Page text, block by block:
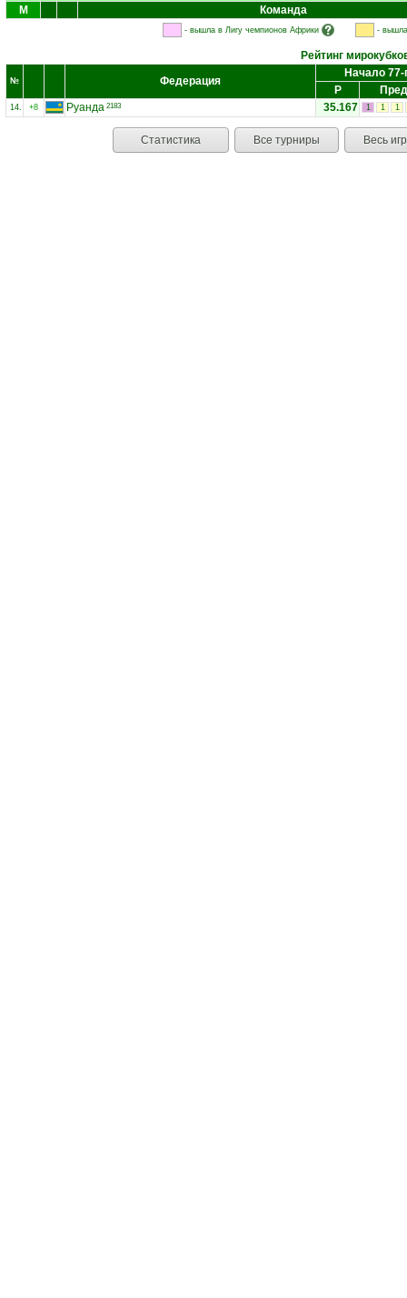
М
Команда
- вышла в Лигу чемпионов Африки -
Рейтинг
№ Федерация
Начало 77-
Р
14. +8 Руанда 2183 35.167 1 1 1
Статистика Все турниры Весь